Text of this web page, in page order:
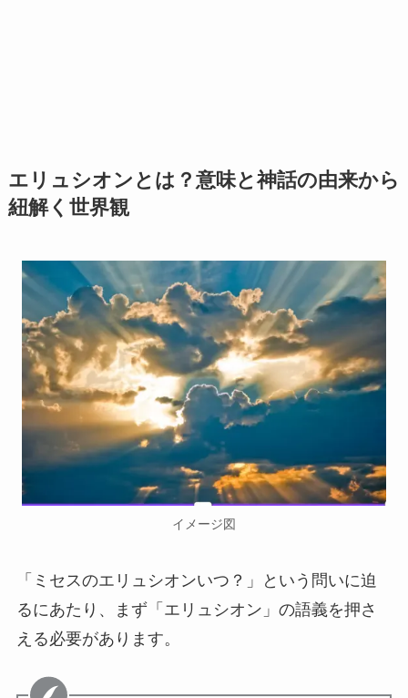
エリュシオンとは？意味と神話の由来から
紐解く世界観
イメージ図
「ミセスのエリュシオンいつ？」という問いに迫
るにあたり、まず「エリュシオン」の語義を押さ
える必要があります。